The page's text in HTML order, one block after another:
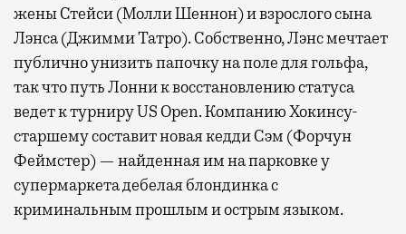
жены Стейси (Молли Шеннон) и взрослого сына
Лэнса (Джимми Татро). Собственно, Лэнс мечтает
публично унизить папочку на поле для гольфа,
так что путь Лонни к восстановлению статуса
ведет к турниру US Open. Компанию Хокинсу-
старшему составит новая кедди Сэм (Форчун
Феймстер) — найденная им на парковке у
супермаркета дебелая блондинка с
криминальным прошлым и острым языком.